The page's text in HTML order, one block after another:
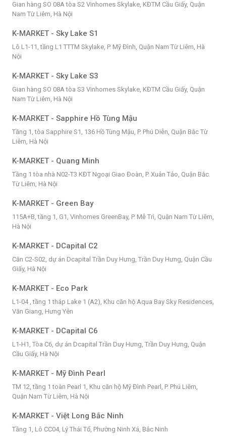
Gian hàng SO 08A tòa S2 Vinhomes Skylake, KĐTM Cầu Giấy, Quận
Nam Từ Liêm, Hà Nội
K-MARKET - Sky Lake S1
Lô L1-11, tầng L1 TTTM Skylake, P. Mỹ Đình, Quận Nam Từ Liêm, Hà
Nội
K-MARKET - Sky Lake S3
Gian hàng SO 08A tòa S3 Vinhomes Skylake, KĐTM Cầu Giấy, Quận
Nam Từ Liêm, Hà Nội
K-MARKET - Sapphire Hồ Tùng Mậu
Tầng 1, tòa Sapphire S1, 136 Hồ Tùng Mậu, P. Phú Diễn, Quận Bắc Từ
Liêm, Hà Nội
K-MARKET - Quang Minh
Tầng 1 tòa nhà N02-T3 KĐT Ngoại Giao Đoàn, P. Xuân Tảo, Quận Bắc
Từ Liêm, Hà Nội
K-MARKET - Green Bay
115A+B, tầng 1, G1, Vinhomes GreenBay, P. Mễ Trì, Quận Nam Từ Liêm,
Hà Nội
K-MARKET - DCapital C2
Căn C2-S02, dự án Dcapital Trần Duy Hưng, Trần Duy Hưng, Quận Cầu
Giấy, Hà Nội
K-MARKET - Eco Park
L1-04 , tầng 1 tháp Lake 1 (A2), Khu căn hộ Aqua Bay Sky Residences,
Văn Giang, Hưng Yên
K-MARKET - DCapital C6
L1-H1, Tòa C6, dự án Dcapital Trần Duy Hưng, Trần Duy Hưng, Quận
Cầu Giấy, Hà Nội
K-MARKET - Mỹ Đình Pearl
TM 12, tầng 1 toàn Pearl 1, Khu căn hộ Mỹ Đình Pearl, P. Phú Liêm,
Quận Nam Từ Liêm, Hà Nội
K-MARKET - Việt Long Bắc Ninh
Tầng 1, Lô CC04, Lý Thái Tổ, Phường Ninh Xá, Bắc Ninh